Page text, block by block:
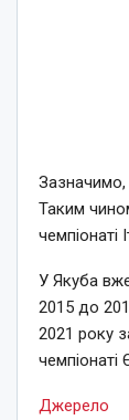
Зазначимо,
Таким
чемпіонаті
У Якуба вже
2015 до
2021 року
чемпіонаті
Джерело